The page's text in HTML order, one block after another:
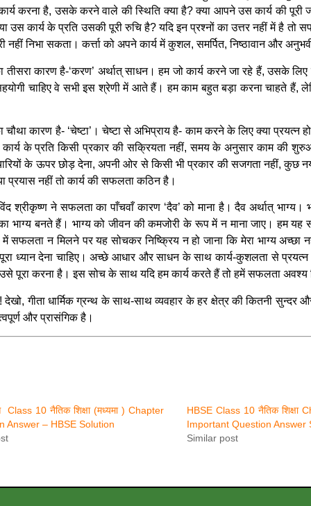
करना है, उसके करने वाले की स्थिति क्या है? क्या आपने उस कार्य की
उस कार्य के प्रति उसकी पूरी रुचि है? यदि इन प्रश्नों का उत्तर नहीं में है
नहीं निभा सकता। कर्त्ता को अपने कार्य में कुशल, समर्पित, निष्ठावान और
कारण है-‘करण’ अर्थात् साधन। हम जो कार्य करने जा रहे हैं, उसके
चाहिए वे सभी इस श्रेणी में आते हैं। हम काम बहुत बड़ा करना चाहते हैं,
कारण है- ‘चेष्टा’। चेष्टा से अभिप्राय है- काम करने के लिए क्या
कार्य के प्रति किसी प्रकार की सक्रियता नहीं, समय के अनुसार काम की
के ऊपर छोड़ देना, अपनी ओर से किसी भी प्रकार की सजगता नहीं, कुछ
प्रयास नहीं तो कार्य की सफलता कठिन है।
श्रीकृष्ण ने सफलता का पाँचवाँ कारण ‘दैव’ को माना है। दैव अर्थात्
भाग्य बनते हैं। भाग्य को जीवन की कमजोरी के रूप में न माना जाए। हम यह
में सफलता न मिलने पर यह सोचकर निष्क्रिय न हो जाना कि मेरा भाग्य
ध्यान देना चाहिए। अच्छे आधार और साधन के साथ कार्य-कुशलता से
पूरा करना है। इस सोच के साथ यदि हम कार्य करते हैं तो हमें सफलता अवश्य
! देखो, गीता धार्मिक ग्रन्थ के साथ-साथ व्यवहार के हर क्षेत्र की कितनी सुन्दर
और प्रासंगिक है।
Class 10 नैतिक शिक्षा (मध्यमा ) Chapter
Answer – HBSE Solution
HBSE Class 10 नैतिक शिक्षा
Important Question Answer
Similar post